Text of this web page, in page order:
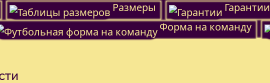
Размеры
Гарантии
Форма на команду